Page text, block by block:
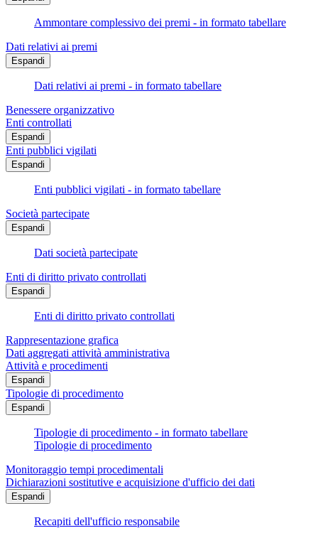
Ammontare complessivo dei premi - in formato tabellare
Dati relativi ai premi
Espandi
Dati relativi ai premi - in formato tabellare
Benessere organizzativo
Enti controllati
Espandi
Enti pubblici vigilati
Espandi
Enti pubblici vigilati - in formato tabellare
Società partecipate
Espandi
Dati società partecipate
Enti di diritto privato controllati
Espandi
Enti di diritto privato controllati
Rappresentazione grafica
Dati aggregati attività amministrativa
Attività e procedimenti
Espandi
Tipologie di procedimento
Espandi
Tipologie di procedimento - in formato tabellare
Tipologie di procedimento
Monitoraggio tempi procedimentali
Dichiarazioni sostitutive e acquisizione d'ufficio dei dati
Espandi
Recapiti dell'ufficio responsabile